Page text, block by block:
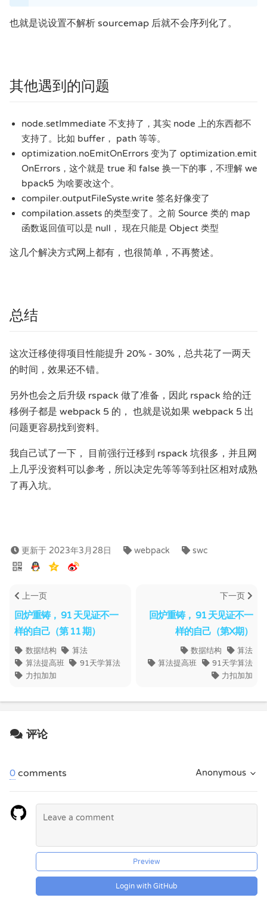
也就是说设置不解析 sourcemap 后就不会序列化了。
其他遇到的问题
node.setImmediate 不支持了，其实 node 上的东西都不
支持了。比如 buffer， path 等等。
optimization.noEmitOnErrors 变为了 optimization.emit
OnErrors，这个就是 true 和 false 换一下的事，不理解 we
bpack5 为啥要改这个。
compiler.outputFileSyste.write 签名好像变了
compilation.assets 的类型变了。之前 Source 类的 map
函数返回值可以是 null， 现在只能是 Object 类型
这几个解决方式网上都有，也很简单，不再赘述。
总结
这次迁移使得项目性能提升 20% - 30%，总共花了一两天
的时间，效果还不错。
另外也会之后升级 rspack 做了准备，因此 rspack 给的迁
移例子都是 webpack 5 的， 也就是说如果 webpack 5 出
问题更容易找到资料。
我自己试了一下， 目前强行迁移到 rspack 坑很多，并且网
上几乎没资料可以参考，所以决定先等等等到社区相对成熟
了再入坑。
更新于 2023年3月28日 webpack swc
上一页
回炉重铸， 91 天见证不一
样的自己（第 11 期）
数据结构
算法
算法提高班
91天学算法
力扣加加
下一页
回炉重铸， 91 天见证不一
样的自己（第X期）
数据结构
算法
算法提高班
91天学算法
力扣加加
评论
0 comments Anonymous
Preview
Login with GitHub